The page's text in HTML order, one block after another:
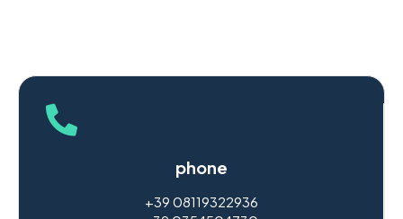
phone
+39 08119322936